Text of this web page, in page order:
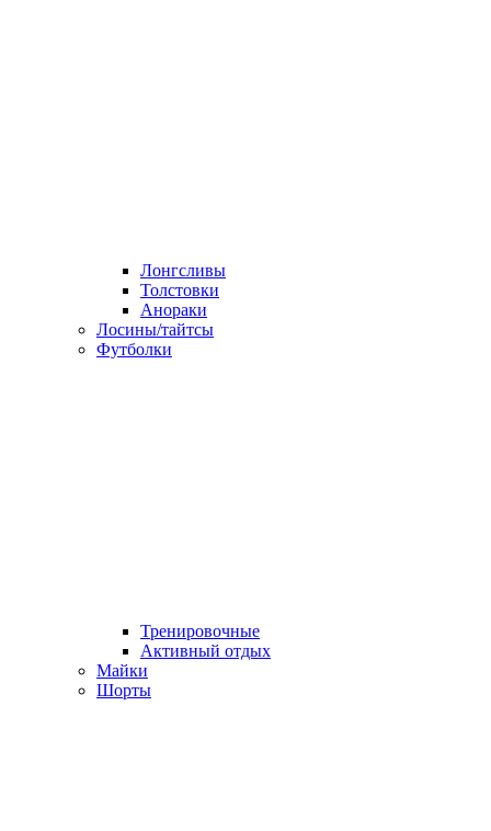
Лонгсливы
Толстовки
Анораки
Лосины/тайтсы
Футболки
Тренировочные
Активный отдых
Майки
Шорты